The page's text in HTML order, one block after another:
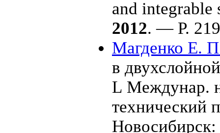
and integrable
2012. — P. 2
Магденко Е.
в
L Междунар.
технический